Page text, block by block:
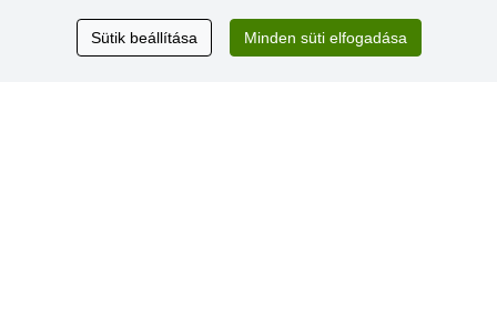
Excellent service
Sütik beállítása Minden süti elfogadása